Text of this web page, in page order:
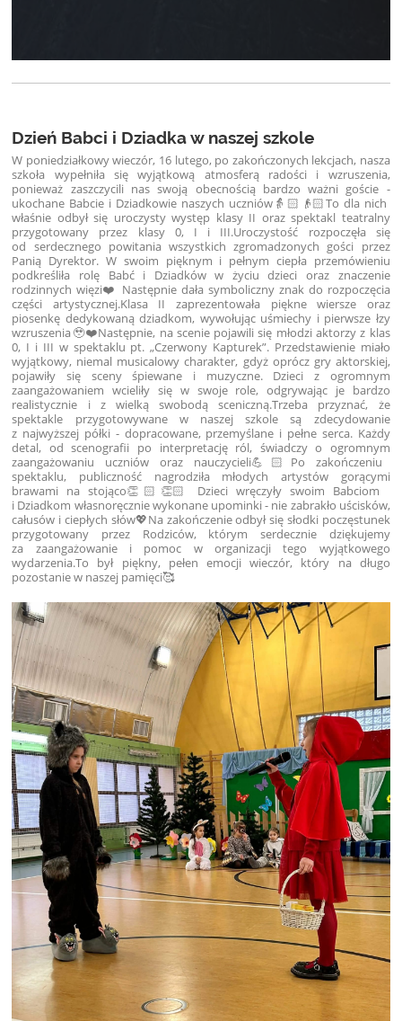
Dzień Babci i Dziadka w naszej szkole
W poniedziałkowy wieczór, 16 lutego, po zakończonych lekcjach, nasza
szkoła wypełniła się wyjątkową atmosferą radości i wzruszenia,
ponieważ zaszczycili nas swoją obecnością bardzo ważni goście -
ukochane Babcie i Dziadkowie naszych uczniów👵🏻👴🏻To dla nich
właśnie odbył się uroczysty występ klasy II oraz spektakl teatralny
przygotowany przez klasy 0, I i III.Uroczystość rozpoczęła się
od serdecznego powitania wszystkich zgromadzonych gości przez
Panią Dyrektor. W swoim pięknym i pełnym ciepła przemówieniu
podkreśliła rolę Babć i Dziadków w życiu dzieci oraz znaczenie
rodzinnych więzi❤️ Następnie dała symboliczny znak do rozpoczęcia
części artystycznej.Klasa II zaprezentowała piękne wiersze oraz
piosenkę dedykowaną dziadkom, wywołując uśmiechy i pierwsze łzy
wzruszenia🥹❤️Następnie, na scenie pojawili się młodzi aktorzy z klas
0, I i III w spektaklu pt. „Czerwony Kapturek”. Przedstawienie miało
wyjątkowy, niemal musicalowy charakter, gdyż oprócz gry aktorskiej,
pojawiły się sceny śpiewane i muzyczne. Dzieci z ogromnym
zaangażowaniem wcieliły się w swoje role, odgrywając je bardzo
realistycznie i z wielką swobodą sceniczną.Trzeba przyznać, że
spektakle przygotowywane w naszej szkole są zdecydowanie
z najwyższej półki - dopracowane, przemyślane i pełne serca. Każdy
detal, od scenografii po interpretację ról, świadczy o ogromnym
zaangażowaniu uczniów oraz nauczycieli💪🏻 Po zakończeniu
spektaklu, publiczność nagrodziła młodych artystów gorącymi
brawami na stojąco👏🏻👏🏻 Dzieci wręczyły swoim Babciom
i Dziadkom własnoręcznie wykonane upominki - nie zabrakło uścisków,
całusów i ciepłych słów💖Na zakończenie odbył się słodki poczęstunek
przygotowany przez Rodziców, którym serdecznie dziękujemy
za zaangażowanie i pomoc w organizacji tego wyjątkowego
wydarzenia.To był piękny, pełen emocji wieczór, który na długo
pozostanie w naszej pamięci🥰